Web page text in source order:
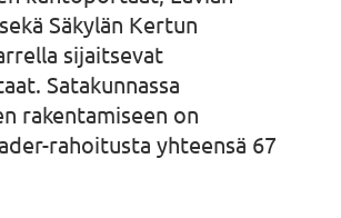
Säkylän Kertun
sijaitsevat
Satakunnassa
rakentamiseen on
rahoitusta yhteensä 67